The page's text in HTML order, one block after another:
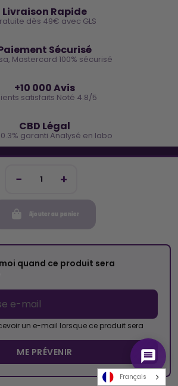
Ajouter au panier
quand ce produit sera
un e-mail lorsque ce produit sera
ME PRÉVENIR
Livraison Rapide
dès 49€ avec GLS
Sécurisé
Mastercard 100% sécurisé
+10 000 Avis
satisfaits Noté 4.8/5
CBD Légal
0.3% garanti Analysé en labo
-10€ sur ta prochaine commande
- Tous droits réservés • Made byNew Keys
Français